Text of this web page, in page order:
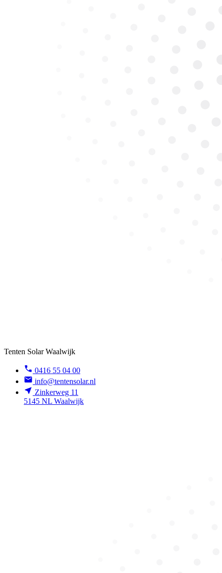
Tenten Solar Waalwijk
0416 55 04 00
info@tentensolar.nl
Zinkerweg 11
5145 NL Waalwijk